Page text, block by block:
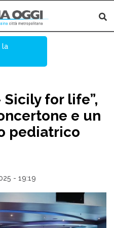
la
Sicily for life”,
e un
pediatrico
- 19:19